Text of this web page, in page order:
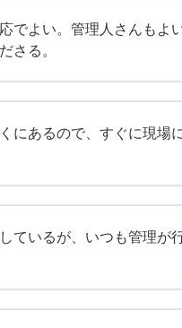
でよい。管理人さんもよ
さる。
にあるので、すぐに現場
ているが、いつも管理が